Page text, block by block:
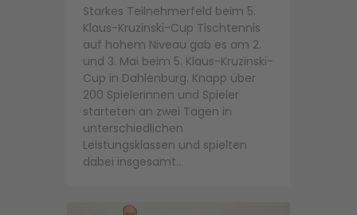
Starkes Teilnehmerfeld beim 5.
Klaus-Kruzinski-Cup Tischtennis
auf hohem Niveau gab es am 2.
und 3. Mai beim 5. Klaus-Kruzinski-
Cup in Dahlenburg. Knapp über
200 Spielerinnen und Spieler
starteten an zwei Tagen in
unterschiedlichen
Leistungsklassen und spielten
dabei insgesamt…